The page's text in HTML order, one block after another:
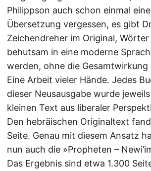
Philippson auch schon einmal
Übersetzung vergessen, es gibt
Zeichendreher im Original, Wörter
behutsam in eine moderne
werden, ohne die
Eine Arbeit vieler Hände. Jedes
dieser Neusausgabe wurde
kleinen Text aus liberaler
Den hebräischen Originaltext
Seite. Genau mit diesem Ansatz
nun auch die »Propheten –
Das Ergebnis sind etwa 1.300